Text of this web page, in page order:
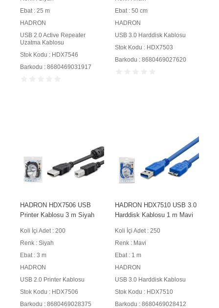
Ebat : 25 m
HADRON
USB 2.0 Active Repeater
Uzatma Kablosu
Stok Kodu : HDX7546
Barkodu : 8680469031917
Ebat : 50 cm
HADRON
USB 3.0 Harddisk Kablosu
Stok Kodu : HDX7503
Barkodu : 8680469027620
HADRON HDX7506 USB
Printer Kablosu 3 m Siyah
Koli İçi Adet : 200
Renk : Siyah
Ebat : 3 m
HADRON
USB 2.0 Printer Kablosu
Stok Kodu : HDX7506
Barkodu : 8680469028375
HADRON HDX7510 USB 3.0
Harddisk Kablosu 1 m Mavi
Koli İçi Adet : 250
Renk : Mavi
Ebat : 1 m
HADRON
USB 3.0 Harddisk Kablosu
Stok Kodu : HDX7510
Barkodu : 8680469028412